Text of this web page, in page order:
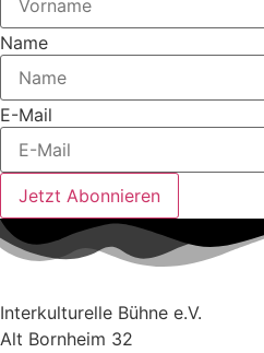
Name
E-Mail
Jetzt Abonnieren
Interkulturelle Bühne e.V.
Alt Bornheim 32